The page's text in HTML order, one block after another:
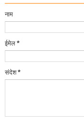
नाम
ईमेल *
संदेश*